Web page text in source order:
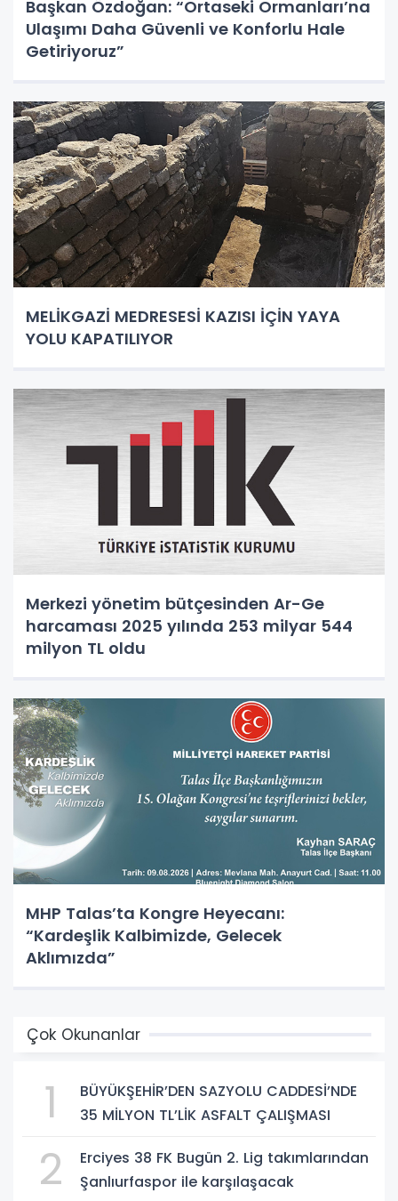
Başkan Özdoğan: “Ortaseki Ormanları’na
Ulaşımı Daha Güvenli ve Konforlu Hale
Getiriyoruz”
MELİKGAZİ MEDRESESİ KAZISI İÇİN YAYA
YOLU KAPATILIYOR
Merkezi yönetim bütçesinden Ar-Ge
harcaması 2025 yılında 253 milyar 544
milyon TL oldu
MHP Talas’ta Kongre Heyecanı:
“Kardeşlik Kalbimizde, Gelecek
Aklımızda”
Çok Okunanlar
1
BÜYÜKŞEHİR’DEN SAZYOLU CADDESİ’NDE
35 MİLYON TL’LİK ASFALT ÇALIŞMASI
2
Erciyes 38 FK Bugün 2. Lig takımlarından
Şanlıurfaspor ile karşılaşacak